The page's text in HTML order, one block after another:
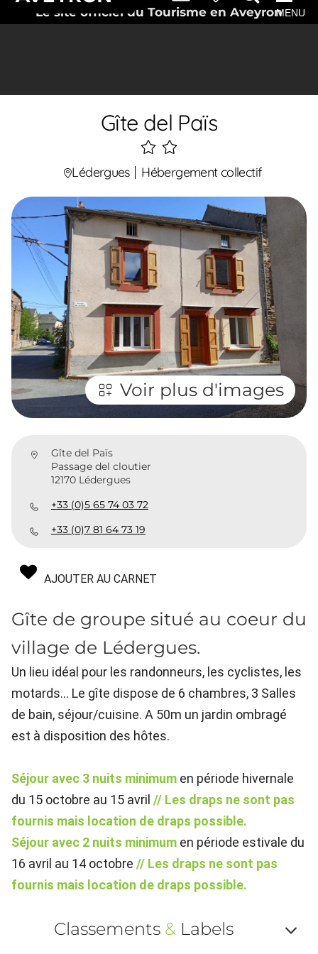
Le site officiel du Tourisme en AveyronMENU
Gîte del Païs
2
étoiles
Lédergues Hébergement collectif
Voir plus d'images
Gîte del Païs
Passage del cloutier
12170 Lédergues
+33 (0)5 65 74 03 72
+33 (0)7 81 64 73 19
AJOUTER AU CARNET
Gîte de groupe situé au coeur du
village de Lédergues.
Un lieu idéal pour les randonneurs, les cyclistes, les
motards... Le gîte dispose de 6 chambres, 3 Salles
de bain, séjour/cuisine. A 50m un jardin ombragé
est à disposition des hôtes.
Séjour avec 3 nuits minimum en période hivernale
du 15 octobre au 15 avril // Les draps ne sont pas
fournis mais location de draps possible.
Séjour avec 2 nuits minimum en période estivale du
16 avril au 14 octobre // Les draps ne sont pas
fournis mais location de draps possible.
Classements &Labels